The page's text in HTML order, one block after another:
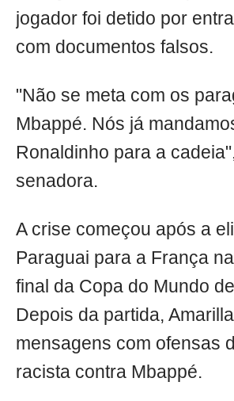
jogador foi detido por
com documentos falsos.
"Não se meta com os
Mbappé. Nós já
Ronaldinho para a
senadora.
A crise começou após a
Paraguai para a França
final da Copa do Mundo
Depois da partida,
mensagens com ofensas
racista contra Mbappé.